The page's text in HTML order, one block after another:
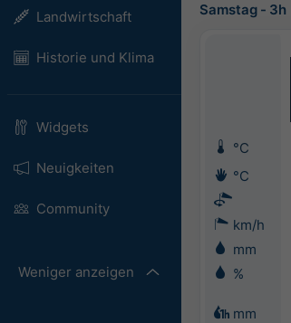
Landwirtschaft
Historie und Klima
Widgets
Neuigkeiten
Community
Weniger anzeigen
Samstag - 3h
°C
°C
km/h
mm
%
mm